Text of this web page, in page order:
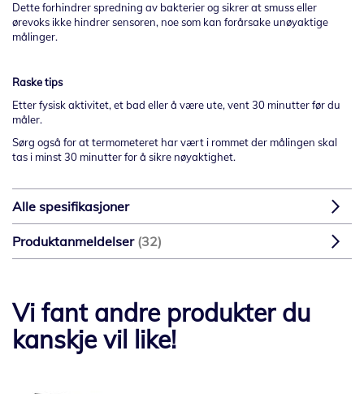
Dette forhindrer spredning av bakterier og sikrer at smuss eller
ørevoks ikke hindrer sensoren, noe som kan forårsake unøyaktige
målinger.
Raske tips
Etter fysisk aktivitet, et bad eller å være ute, vent 30 minutter før du
måler.
Sørg også for at termometeret har vært i rommet der målingen skal
tas i minst 30 minutter for å sikre nøyaktighet.
Alle spesifikasjoner
Produktanmeldelser 32
Vi fant andre produkter du
kanskje vil like!